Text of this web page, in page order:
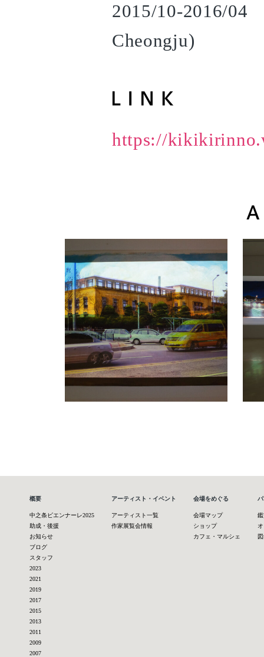
2015/10-2016/04
Cheongju)
https://
概要
中之条ビエンナーレ2025
助成・後援
お知らせ
ブログ
スタッフ
2023
2021
2019
2017
2015
2013
2011
2009
2007
アーティスト・イベント
アーティスト一覧
作家展覧会情報
会場をめぐる
会場マップ
ショップ
カフェ・マルシェ